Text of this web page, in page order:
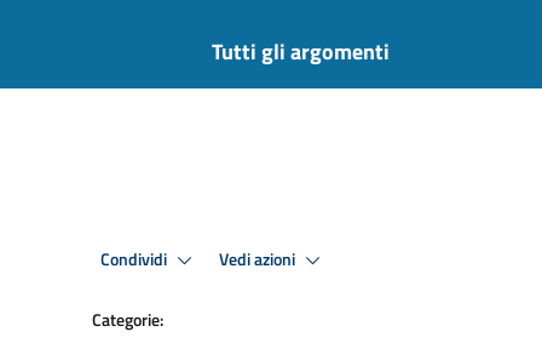
Tutti gli argomenti
Condividi Vedi azioni
Categorie: